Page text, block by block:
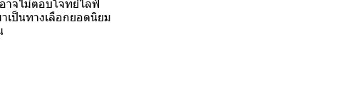
าจไม่ตอบโจทย์ไลฟ์
เป็นทางเลือกยอดนิยม